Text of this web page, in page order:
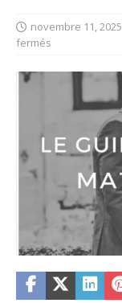
novembre 11, 2025
fermés